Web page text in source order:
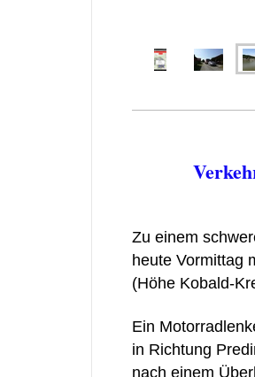
Zu einem
heute Vormittag
(Höhe Kobald-
Ein
in Richtung
nach einem